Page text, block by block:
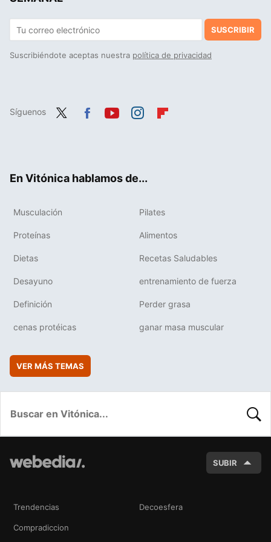
SUSCRIBIR
Suscribiéndote aceptas nuestra política de privacidad
Síguenos
En Vitónica hablamos de...
Musculación Pilates
Proteínas Alimentos
Dietas Recetas Saludables
Desayuno entrenamiento de fuerza
Definición Perder grasa
cenas protéicas ganar masa muscular
VER MÁS TEMAS
SUBIR
Trendencias Decoesfera
Compradiccion